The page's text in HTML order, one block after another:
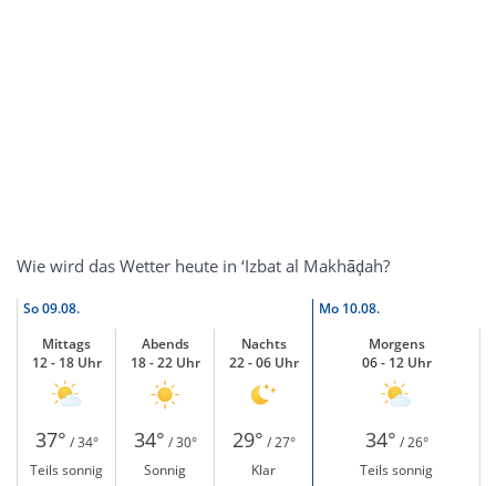
Wie wird das Wetter heute in ‘Izbat al Makhāḑah?
So09.08. Mo 10.08.
Mittags
12 - 18 Uhr
Abends
18 - 22 Uhr
Nachts
22 - 06 Uhr
Morgens
06 - 12 Uhr
37° / 34° 34° / 30° 29° / 27° 34° / 26°
Teils sonnig
Sonnig Klar Teils sonnig